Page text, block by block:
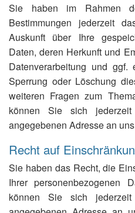
Sie haben im Rahmen
Bestimmungen jederzeit
Auskunft über Ihre
Daten, deren Herkunft und
Datenverarbeitung und
Sperrung oder Löschung
weiteren Fragen zum
können Sie sich
angegebenen Adresse an
Recht auf
Sie haben das Recht, die
Ihrer personenbezogenen
können Sie sich